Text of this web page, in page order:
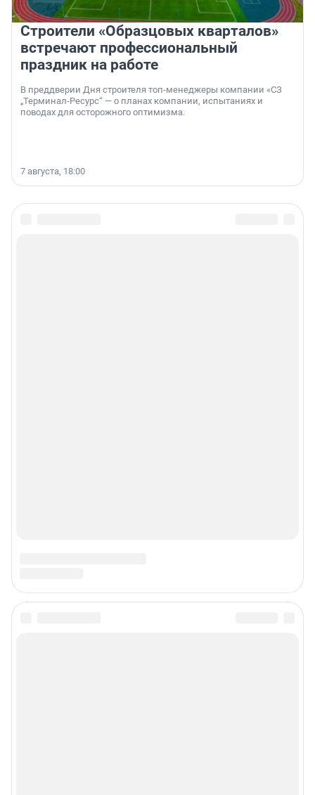
Строители «Образцовых кварталов»
встречают профессиональный
праздник на работе
В преддверии Дня строителя топ-менеджеры компании «СЗ
„Терминал-Ресурс“ — о планах компании, испытаниях и
поводах для осторожного оптимизма.
7 августа, 18:00